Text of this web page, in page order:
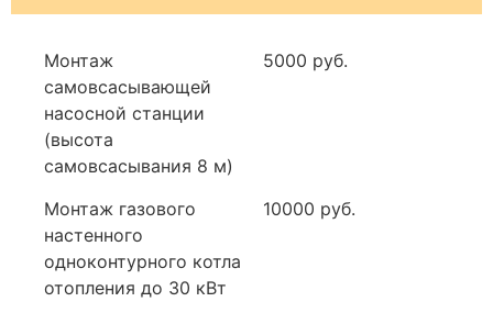
Монтаж
самовсасывающей
насосной станции
(высота
самовсасывания 8 м)
5000 руб.
Монтаж газового
настенного
одноконтурного котла
отопления до 30 кВт
10000 руб.